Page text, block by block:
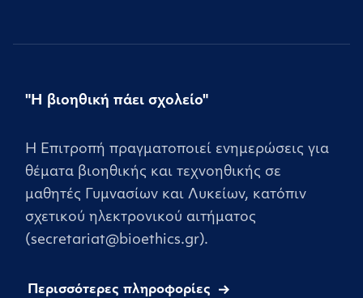
"Η βιοηθική πάει σχολείο"
Η Επιτροπή πραγματοποιεί ενημερώσεις για
θέματα βιοηθικής και τεχνοηθικής σε
μαθητές Γυμνασίων και Λυκείων, κατόπιν
σχετικού ηλεκτρονικού αιτήματος
(secretariat@bioethics.gr).
Περισσότερες πληροφορίες